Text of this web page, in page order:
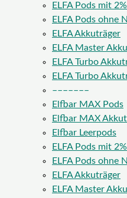
ELFA Pods mit
ELFA Pods ohne
ELFA Akkuträger
ELFA Master
ELFA Turbo
ELFA Turbo
–––––––
Elfbar MAX Pods
Elfbar MAX
Elfbar Leerpods
ELFA Pods mit
ELFA Pods ohne
ELFA Akkuträger
ELFA Master